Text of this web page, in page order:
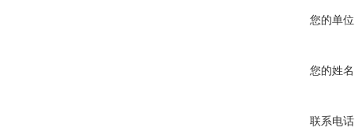
您的单
您的姓
联系电